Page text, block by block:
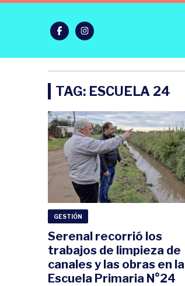
TAG: ESCUELA 24
GESTIÓN
Serenal recorrió los
trabajos de limpieza de
canales y las obras en la
Escuela Primaria N°24